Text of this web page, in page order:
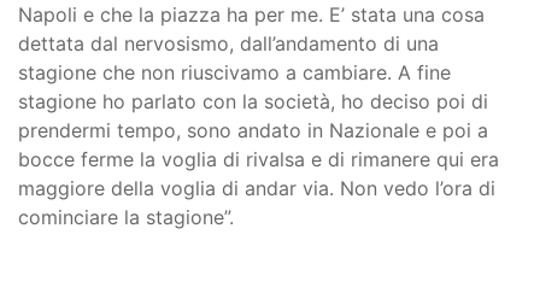
Napoli e che la piazza ha per me. E’ stata una cosa
dettata dal nervosismo, dall’andamento di una
stagione che non riuscivamo a cambiare. A fine
stagione ho parlato con la società, ho deciso poi di
prendermi tempo, sono andato in Nazionale e poi a
bocce ferme la voglia di rivalsa e di rimanere qui era
maggiore della voglia di andar via. Non vedo l’ora di
cominciare la stagione”.